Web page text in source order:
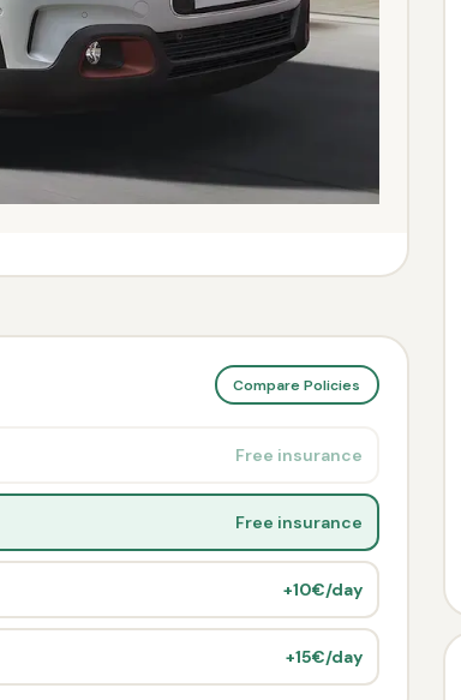
Compare Policies
Free insurance
Free insurance
+10€/day
+15€/day